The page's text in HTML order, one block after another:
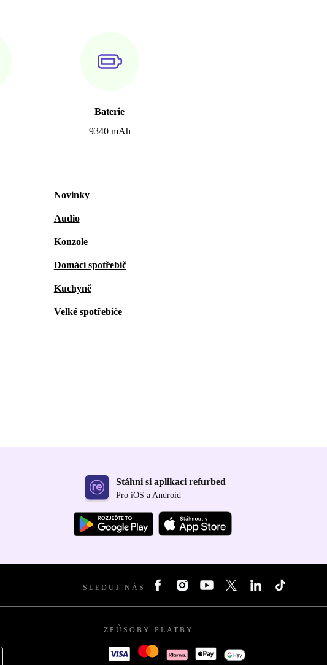
Baterie
9340 mAh
Novinky
Audio
Konzole
Domácí spotřebič
Kuchyně
Velké spotřebiče
Stáhni si aplikaci refurbed
Pro iOS a Android
SLEDUJ NÁS
ZPŮSOBY PLATBY